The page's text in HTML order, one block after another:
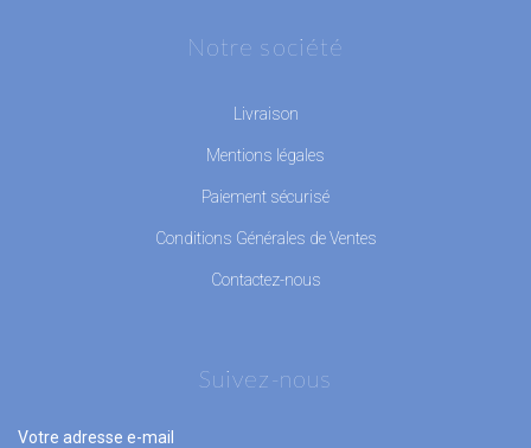
Notre société
Livraison
Mentions légales
Paiement sécurisé
Conditions Générales de Ventes
Contactez-nous
Suivez-nous
Votre adresse e-mail